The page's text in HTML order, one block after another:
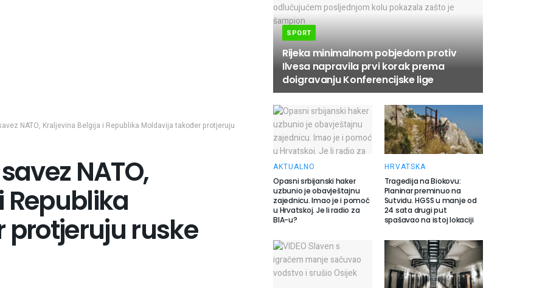
NATO, Kraljevina Belgija i Republika Moldavija također protjeruju
NATO,
Republika
ruske
SPORT
Rijeka minimalnom pobjedom protiv
Ilvesa napravila prvi korak prema
doigravanju Konferencijske lige
AKTUALNO
Opasni srbijanski haker
uzbunio je obavještajnu
zajednicu. Imao je i pomoć
u Hrvatskoj. Je li radio za
BIA-u?
HRVATSKA
Tragedija na Biokovu:
Planinar preminuo na
Sutvidu. HGSS u manje od
24 sata drugi put
spašavao na istoj lokaciji